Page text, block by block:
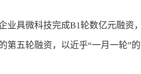
业具微科技完成B1轮数亿元融资
第五轮融资，以近乎“一月一轮”的